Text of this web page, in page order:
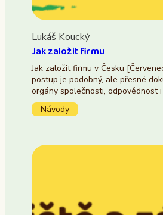
Lukáš Koucký
Jak založit firmu
Jak založit firmu v Česku
postup je podobný, ale přesné
orgány společnosti, odpovědnost
Návody